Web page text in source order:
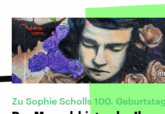
©
Zu Sophie Scholls 100. Geburtstag